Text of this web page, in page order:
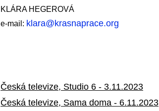
KLÁRA HEGEROVÁ
e-mail: klara@krasnaprace.org
Česká televize, Studio 6 - 3.11.2023
Česká televize, Sama doma - 6.11.2023